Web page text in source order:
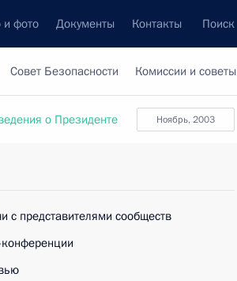
и фото Документы Контакты Поиск
Совет Безопасности Комиссии и советы
ноябрь, 2003
о Президенте
с представителями сообществ